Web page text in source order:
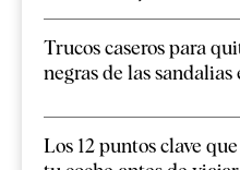
Trucos caseros para
negras de las sandalias
Los 12 puntos clave